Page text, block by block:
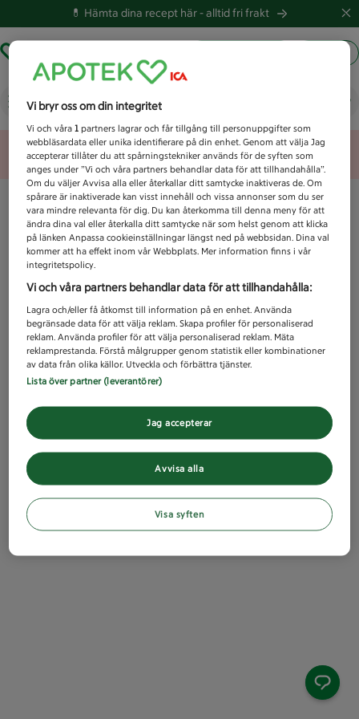
💊 Hämta dina recept här -alltid fri frakt
Vad letar du efter idag?
Unknown error
Vi bryr oss om din integritet
Vi och våra1 partners lagrar och får tillgång till personuppgifter som
webbläsardata eller unika identifierare på din enhet. Genom att välja Jag
accepterar tillåter du att spårningstekniker används för de syften som
anges under ”Vi och våra partners behandlar data för att tillhandahålla”.
Om du väljer Avvisa alla eller återkallar ditt samtycke inaktiveras de. Om
spårare är inaktiverade kan visst innehåll och vissa annonser som du ser
vara mindre relevanta för dig. Du kan återkomma till denna meny för att
ändra dina val eller återkalla ditt samtycke när som helst genom att klicka
på länken Anpassa cookieinställningar längst ned på webbsidan. Dina val
kommer att ha effekt inom vår Webbplats. Mer information finns i vår
integritetspolicy.
Vi och våra partners behandlar data för att tillhandahålla:
Lagra och/eller få åtkomst till information på en enhet. Använda
begränsade data för att välja reklam. Skapa profiler för personaliserad
reklam. Använda profiler för att välja personaliserad reklam. Mäta
reklamprestanda. Förstå målgrupper genom statistik eller kombinationer
av data från olika källor. Utveckla och förbättra tjänster.
Lista över partner (leverantörer)
Avvisa alla
Jag accepterar
Visa syften